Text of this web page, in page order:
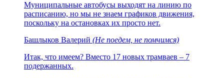
Муниципальные автобусы выходят на линию по
расписанию, но мы не знаем графиков движения,
поскольку на остановках их просто нет.
Башлыков Валерий (Не поедем, не помчимся)
Итак, что имеем? Вместо 17 новых трамваев – 7
подержанных.